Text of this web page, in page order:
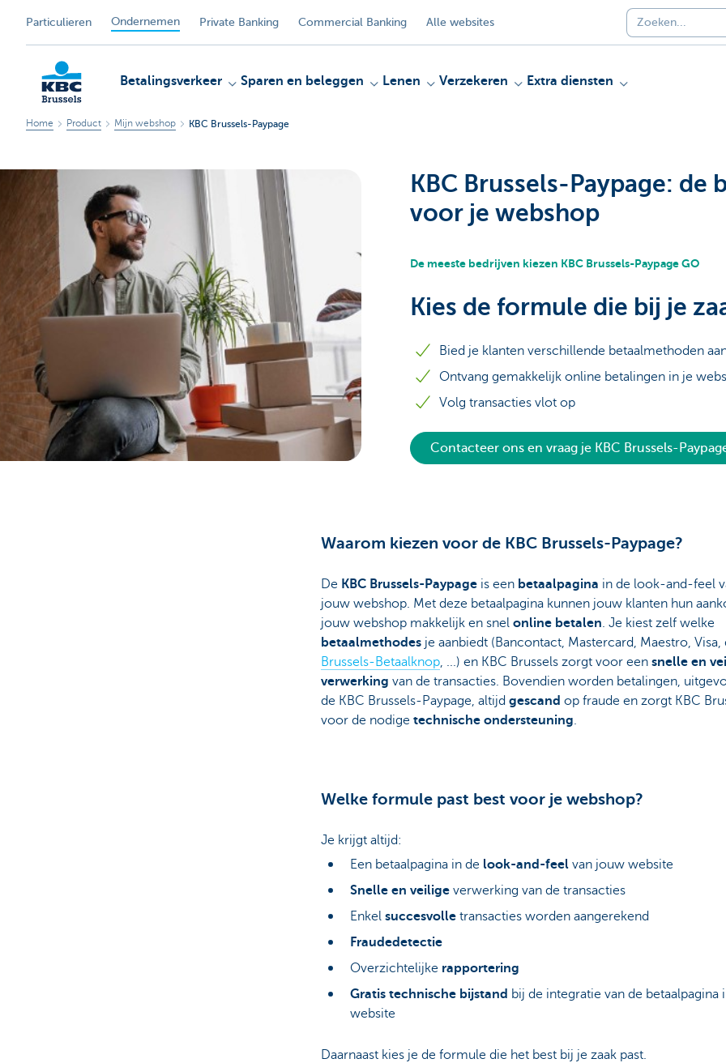
Particulieren Ondernemen Private Banking Commercial Banking Alle websites
KBC
Ondernemers
Betalingsverkeer Sparen en beleggen Lenen Verzekeren Extra diensten
Home Product Mijn webshop KBC Brussels-Paypage
KBC Brussels-Paypage: de
voor je webshop
De meeste bedrijven kiezen KBC Brussels-Paypage GO
Kies de formule die bij je
Bied je klanten verschillende betaalmethoden
Ontvang gemakkelijk online betalingen in je
Volg transacties vlot op
Contacteer ons en vraag je KBC Brussels-
Waarom kiezen voor de KBC Brussels-Paypage?
De KBC Brussels-Paypageis een betaalpagina in de look-and-feel
jouw webshop. Met deze betaalpagina kunnen jouw klanten hun
jouw webshop makkelijk en snel online betalen. Je kiest zelf welke
betaalmethodesje aanbiedt (Bancontact, Mastercard, Maestro,
Brussels-Betaalknop, ...) en KBC Brussels zorgt voor een snelle en
verwerking van de transacties. Bovendien worden betalingen,
de KBC Brussels-Paypage, altijd gescand op fraude en zorgt KBC
voor de nodige technische ondersteuning.
Welke formule past best voor je webshop?
Je krijgt altijd:
Een betaalpagina in de look-and-feel van jouw website
Snelle en veilige verwerking van de transacties
Enkel succesvolle transacties worden aangerekend
Fraudedetectie
Overzichtelijke rapportering
Gratis technische bijstand bij de integratie van de betaalpagina
website
Daarnaast kies je de formule die het best bij je zaak past.